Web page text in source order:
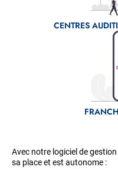
CENTRES
Fichier
Avec notre logiciel de
sa place et est autonome :